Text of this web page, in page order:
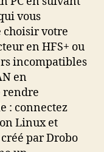
vous
choisir votre
en HFS+ ou
incompatibles
en
rendre
: connectez
Linux et
par Drobo